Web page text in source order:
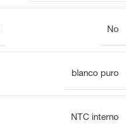
No
blanco puro
NTC interno